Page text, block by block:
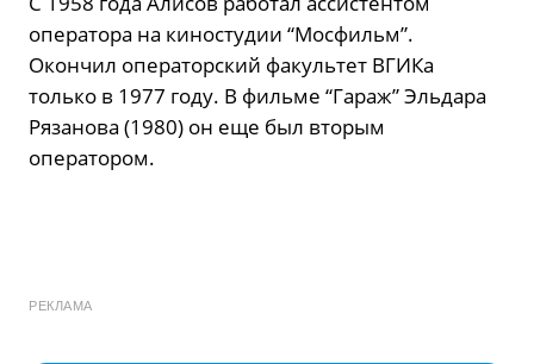
оператора на киностудии “Мосфильм”.
Окончил операторский факультет ВГИКа
только в 1977 году. В фильме “Гараж” Эльдара
Рязанова (1980) он еще был вторым
оператором.
РЕКЛАМА